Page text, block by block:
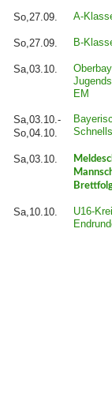
So,27.09. A-
So,27.09. B-
Sa,03.10.
EM
Sa,03.10.-
So,04.10.
Sa,03.10.
Sa,10.10.
U16-